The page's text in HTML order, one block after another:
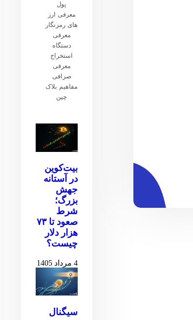
پول
معرفی ارز
های رمزنگار
معرفی
دستگاه
استخراج
معرفی
صرافی
مفاهیم بلاک
چین
بیت‌کوین
در آستانه
جهش
بزرگ؛
شرط
صعود تا ۷۳
هزار دلار
چیست؟
4 مرداد 1405
سیگنال